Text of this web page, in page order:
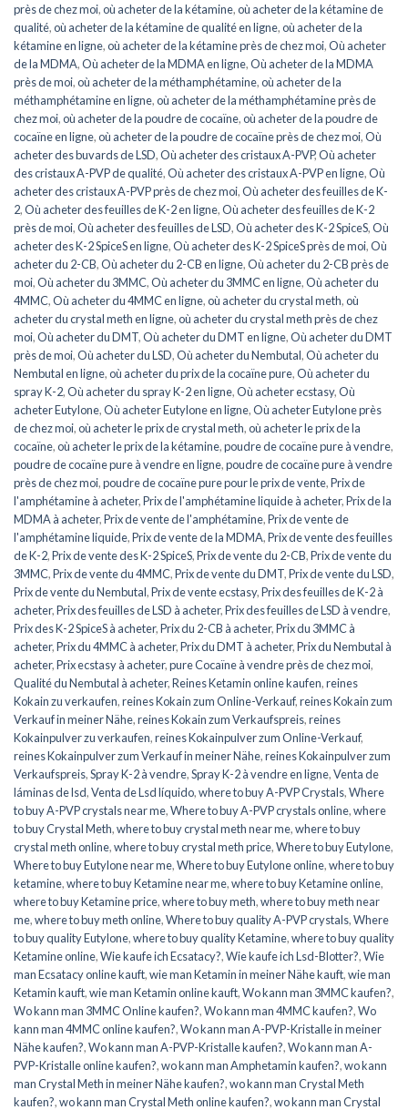
près de chez moi,où acheter de la kétamine,où acheter de la kétamine de
qualité,où acheter de la kétamine de qualité en ligne,où acheter de la
kétamine en ligne,où acheter de la kétamine près de chez moi,Où acheter
de la MDMA,Où acheter de la MDMA en ligne,Où acheter de la MDMA
près de moi,où acheter de la méthamphétamine,où acheter de la
méthamphétamine en ligne,où acheter de la méthamphétamine près de
chez moi,où acheter de la poudre de cocaïne,où acheter de la poudre de
cocaïne en ligne,où acheter de la poudre de cocaïne près de chez moi,Où
acheter des buvards de LSD,Où acheter des cristaux A-PVP,Où acheter
des cristaux A-PVP de qualité,Où acheter des cristaux A-PVP en ligne,Où
acheter des cristaux A-PVP près de chez moi,Où acheter des feuilles de K-
2,Où acheter des feuilles de K-2 en ligne,Où acheter des feuilles de K-2
près de moi,Où acheter des feuilles de LSD,Où acheter des K-2 SpiceS,Où
acheter des K-2 SpiceS en ligne,Où acheter des K-2 SpiceS près de moi,Où
acheter du 2-CB,Où acheter du 2-CB en ligne,Où acheter du 2-CB près de
moi,Où acheter du 3MMC,Où acheter du 3MMC en ligne,Où acheter du
4MMC,Où acheter du 4MMC en ligne,où acheter du crystal meth,où
acheter du crystal meth en ligne,où acheter du crystal meth près de chez
moi,Où acheter du DMT,Où acheter du DMT en ligne,Où acheter du DMT
près de moi,Où acheter du LSD,Où acheter du Nembutal,Où acheter du
Nembutal en ligne,où acheter du prix de la cocaïne pure,Où acheter du
spray K-2,Où acheter du spray K-2 en ligne,Où acheter ecstasy,Où
acheter Eutylone,Où acheter Eutylone en ligne,Où acheter Eutylone près
de chez moi,où acheter le prix de crystal meth,où acheter le prix de la
cocaïne,où acheter le prix de la kétamine,poudre de cocaïne pure à vendre,
poudre de cocaïne pure à vendre en ligne,poudre de cocaïne pure à vendre
près de chez moi,poudre de cocaïne pure pour le prix de vente,Prix de
l'amphétamine à acheter,Prix de l'amphétamine liquide à acheter,Prix de la
MDMA à acheter,Prix de vente de l'amphétamine,Prix de vente de
l'amphétamine liquide,Prix de vente de la MDMA,Prix de vente des feuilles
de K-2,Prix de vente des K-2 SpiceS,Prix de vente du 2-CB,Prix de vente du
3MMC,Prix de vente du 4MMC,Prix de vente du DMT,Prix de vente du LSD,
Prix de vente du Nembutal,Prix de vente ecstasy,Prix des feuilles de K-2 à
acheter,Prix des feuilles de LSD à acheter,Prix des feuilles de LSD à vendre,
Prix des K-2 SpiceS à acheter,Prix du 2-CB à acheter,Prix du 3MMC à
acheter,Prix du 4MMC à acheter,Prix du DMT à acheter,Prix du Nembutal à
acheter,Prix ecstasy à acheter,pure Cocaïne à vendre près de chez moi,
Qualité du Nembutal à acheter,Reines Ketamin online kaufen,reines
Kokain zu verkaufen,reines Kokain zum Online-Verkauf,reines Kokain zum
Verkauf in meiner Nähe,reines Kokain zum Verkaufspreis,reines
Kokainpulver zu verkaufen,reines Kokainpulver zum Online-Verkauf,
reines Kokainpulver zum Verkauf in meiner Nähe,reines Kokainpulver zum
Verkaufspreis,Spray K-2 à vendre,Spray K-2 à vendre en ligne,Venta de
láminas de lsd,Venta de Lsd líquido,where to buy A-PVP Crystals,Where
to buy A-PVP crystals near me,Where to buy A-PVP crystals online,where
to buy Crystal Meth,where to buy crystal meth near me,where to buy
crystal meth online,where to buy crystal meth price,Where to buy Eutylone,
Where to buy Eutylone near me,Where to buy Eutylone online,where to buy
ketamine,where to buy Ketamine near me,where to buy Ketamine online,
where to buy Ketamine price,where to buy meth,where to buy meth near
me,where to buy meth online,Where to buy quality A-PVP crystals,Where
to buy quality Eutylone,where to buy quality Ketamine,where to buy quality
Ketamine online,Wie kaufe ich Ecsatacy?,Wie kaufe ich Lsd-Blotter?,Wie
man Ecsatacy online kauft,wie man Ketamin in meiner Nähe kauft,wie man
Ketamin kauft,wie man Ketamin online kauft,Wo kann man 3MMC kaufen?,
Wo kann man 3MMC Online kaufen?,Wo kann man 4MMC kaufen?,Wo
kann man 4MMC online kaufen?,Wo kann man A-PVP-Kristalle in meiner
Nähe kaufen?,Wo kann man A-PVP-Kristalle kaufen?,Wo kann man A-
PVP-Kristalle online kaufen?,wo kann man Amphetamin kaufen?,wo kann
man Crystal Meth in meiner Nähe kaufen?,wo kann man Crystal Meth
kaufen?,wo kann man Crystal Meth online kaufen?,wo kann man Crystal